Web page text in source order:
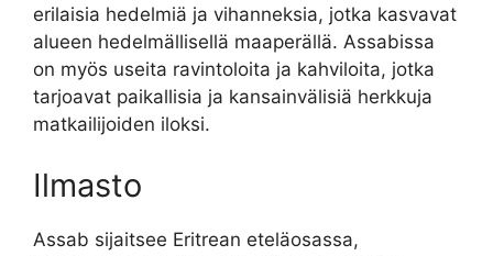
erilaisia hedelmiä ja vihanneksia, jotka kasvavat
alueen hedelmällisellä maaperällä. Assabissa
on myös useita ravintoloita ja kahviloita, jotka
tarjoavat paikallisia ja kansainvälisiä herkkuja
matkailijoiden iloksi.
Ilmasto
Assab sijaitsee Eritrean eteläosassa,